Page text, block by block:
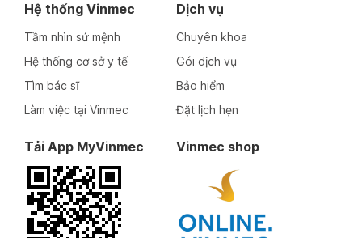
Hệ thống Vinmec
Tầm nhìn sứ mệnh
Hệ thống cơ sở y tế
Tìm bác sĩ
Làm việc tại Vinmec
Dịch vụ
Chuyên khoa
Gói dịch vụ
Bảo hiểm
Đặt lịch hẹn
Tải App MyVinmec Vinmec shop